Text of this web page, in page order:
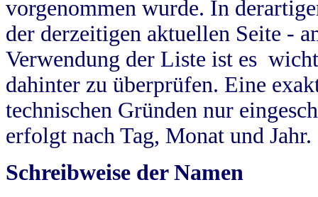
vorgenommen wurde. In
der derzeitigen aktuellen Seite -
Verwendung der Liste ist es
dahinter zu überprüfen. Eine
technischen Gründen nur
erfolgt nach Tag, Monat und Jahr.
Schreibweise der Namen